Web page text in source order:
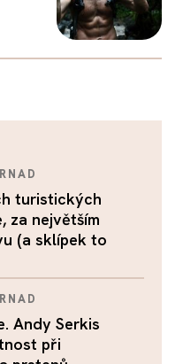
turistických
za největším
(a sklípek to
Andy Serkis
při